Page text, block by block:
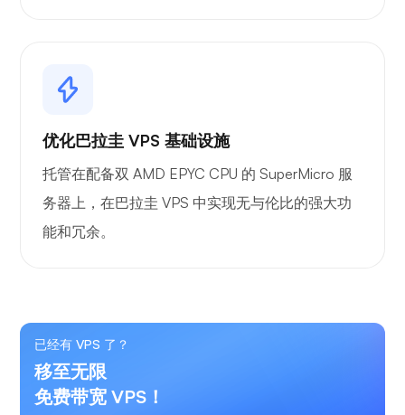
优化巴拉圭 VPS 基础设施
托管在配备双 AMD EPYC CPU 的 SuperMicro 服
务器上，在巴拉圭 VPS 中实现无与伦比的强大功
能和冗余。
已经有 VPS 了？
移至无限
免费带宽 VPS！